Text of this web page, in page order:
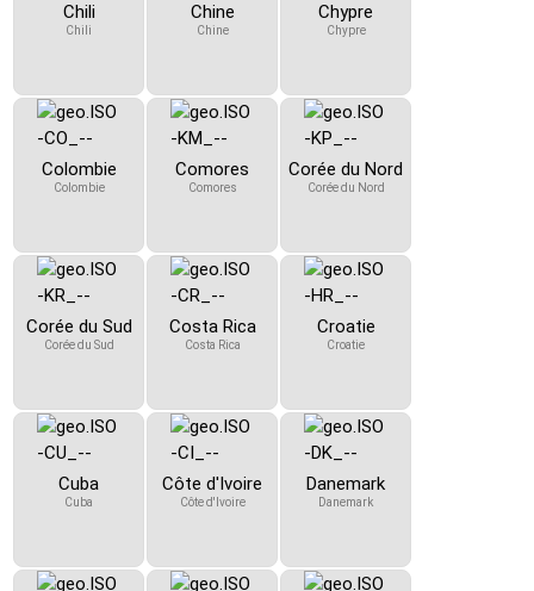
Chili
Chili
Chine
Chine
Chypre
Chypre
Colombie
Colombie
Comores
Comores
Corée du Nord
Corée du Nord
Corée du Sud
Corée du Sud
Costa Rica
Costa Rica
Croatie
Croatie
Cuba
Cuba
Côte d'Ivoire
Côte d'Ivoire
Danemark
Danemark